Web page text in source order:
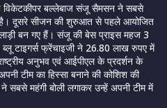
विकेटकीपर बल्लेबाज संजू सैमसन ने सबसे
है। दूसरे सीजन की शुरुआत से पहले आयोजित
बन गए हैं। संजू की बेस प्राइस महज 3
टाइगर्स फ्रेंचाइजी ने 26.80 लाख रुपए में
अनुभव एवं आईपीएल के प्रदर्शन के
टीम का हिस्सा बनाने की कोशिश की
सबसे महंगी बोली लगाकर उन्हें अपनी टीम में